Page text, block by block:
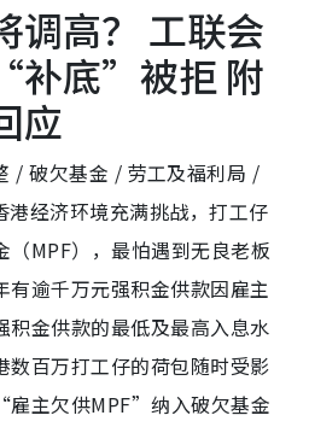
调高？ 工联会
补底”被拒 附
应
/ 破欠基金 / 劳工及福利局 /
经济环境充满挑战，打工仔
MPF），最怕遇到无良老板
逾千万元强积金供款因雇主
积金供款的最低及最高入息水
数百万打工仔的荷包随时受影
主欠供MPF”纳入破欠基金